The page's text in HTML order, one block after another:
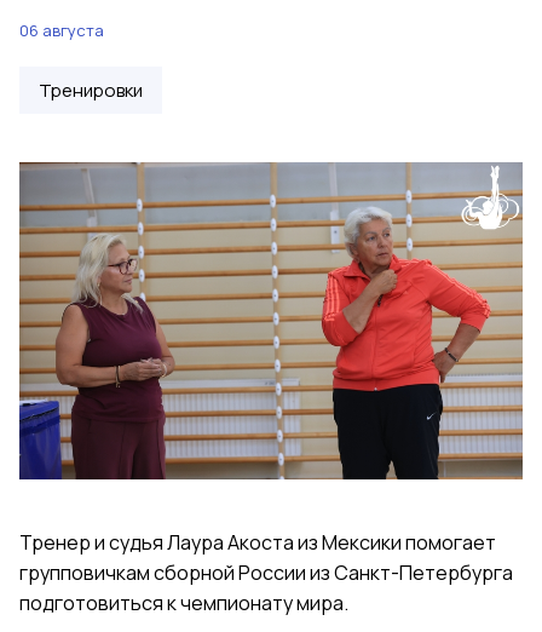
06 августа
Тренировки
Тренер и судья Лаура Акоста из Мексики помогает
групповичкам сборной России из Санкт-Петербурга
подготовиться к чемпионату мира.